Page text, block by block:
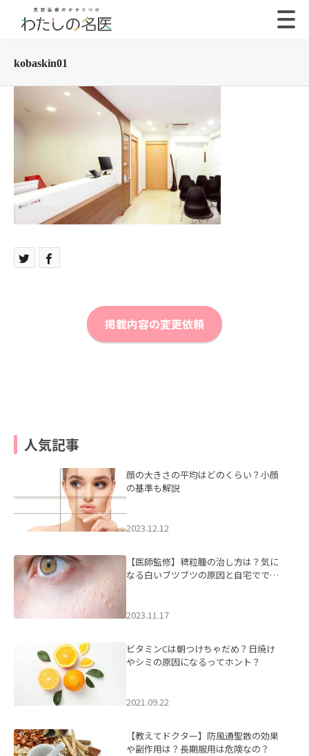
kobaskin01
掲載内容の変更依頼
人気記事
顔の大きさの平均はどのくらい？小顔
の基準も解説
2023.12.12
【医師監修】稗粒腫の治し方は？気に
なる白いブツブツの原因と自宅ででき
2023.11.17
ビタミンCは朝つけちゃだめ？日焼け
やシミの原因になるってホント？
2021.09.22
【教えてドクター】防風通聖散の効果
や副作用は？長期服用は危険なの？